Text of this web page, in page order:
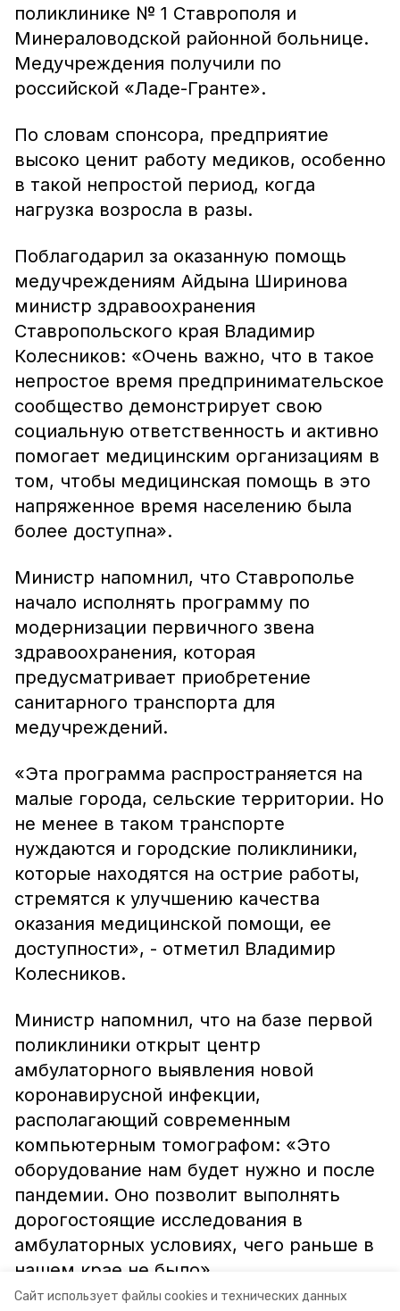
Сайт использует файлы cookies и технических данных
поликлинике № 1 Ставрополя и
Минераловодской районной больнице.
Медучреждения получили по
российской «Ладе-Гранте».
По словам спонсора, предприятие
высоко ценит работу медиков, особенно
в такой непростой период, когда
нагрузка возросла в разы.
Поблагодарил за оказанную помощь
медучреждениям Айдына Ширинова
министр здравоохранения
Ставропольского края Владимир
Колесников: «Очень важно, что в такое
непростое время предпринимательское
сообщество демонстрирует свою
социальную ответственность и активно
помогает медицинским организациям в
том, чтобы медицинская помощь в это
напряженное время населению была
более доступна».
Министр напомнил, что Ставрополье
начало исполнять программу по
модернизации первичного звена
здравоохранения, которая
предусматривает приобретение
санитарного транспорта для
медучреждений.
«Эта программа распространяется на
малые города, сельские территории. Но
не менее в таком транспорте
нуждаются и городские поликлиники,
которые находятся на острие работы,
стремятся к улучшению качества
оказания медицинской помощи, ее
доступности», - отметил Владимир
Колесников.
Министр напомнил, что на базе первой
поликлиники открыт центр
амбулаторного выявления новой
коронавирусной инфекции,
располагающий современным
компьютерным томографом: «Это
оборудование нам будет нужно и после
пандемии. Оно позволит выполнять
дорогостоящие исследования в
амбулаторных условиях, чего раньше в
нашем крае не было».